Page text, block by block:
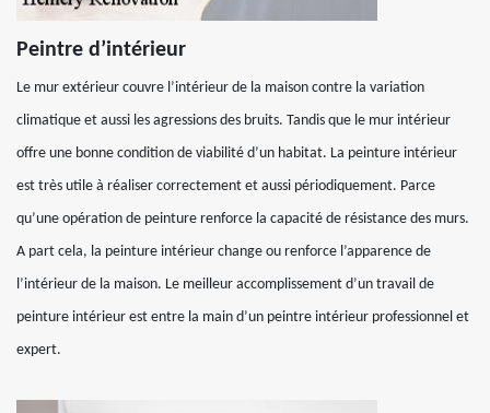
Peintre d’intérieur
Le mur extérieur couvre l’intérieur de la maison contre la variation
climatique et aussi les agressions des bruits. Tandis que le mur intérieur
offre une bonne condition de viabilité d’un habitat. La peinture intérieur
est très utile à réaliser correctement et aussi périodiquement. Parce
qu’une opération de peinture renforce la capacité de résistance des murs.
A part cela, la peinture intérieur change ou renforce l’apparence de
l’intérieur de la maison. Le meilleur accomplissement d’un travail de
peinture intérieur est entre la main d’un peintre intérieur professionnel et
expert.